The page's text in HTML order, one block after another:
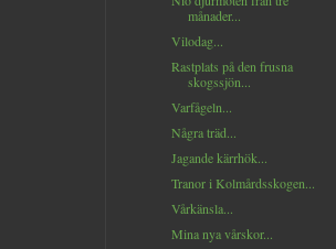
månader...
Vilodag...
Rastplats på den frusna
skogssjön...
Varfågeln...
Några träd...
Jagande kärrhök...
Tranor i Kolmårdsskogen...
Vårkänsla...
Mina nya vårskor...